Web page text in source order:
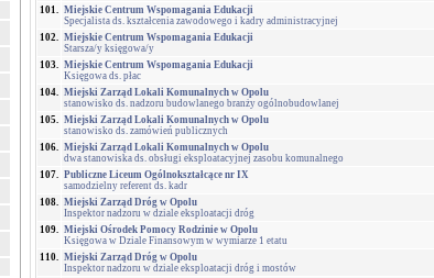
101. Miejskie Centrum Wspomagania Edukacji
Specjalista ds. kształcenia zawodowego i kadry administracyjnej
102. Miejskie Centrum Wspomagania Edukacji
Starsza/y księgowa/y
103. Miejskie Centrum Wspomagania Edukacji
Księgowa ds. płac
104. Miejski Zarząd Lokali Komunalnych w Opolu
stanowisko ds. nadzoru budowlanego branży ogólnobudowlanej
105. Miejski Zarząd Lokali Komunalnych w Opolu
stanowisko ds. zamówień publicznych
106. Miejski Zarząd Lokali Komunalnych w Opolu
dwa stanowiska ds. obsługi eksploatacyjnej zasobu komunalnego
107. Publiczne Liceum Ogólnokształcące nr IX
samodzielny referent ds. kadr
108. Miejski Zarząd Dróg w Opolu
Inspektor nadzoru w dziale eksploatacji dróg
109. Miejski Ośrodek Pomocy Rodzinie w Opolu
Księgowa w Dziale Finansowym w wymiarze 1 etatu
110. Miejski Zarząd Dróg w Opolu
Inspektor nadzoru w dziale eksploatacji dróg i mostów